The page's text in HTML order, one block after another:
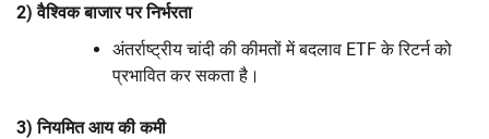
2) वैश्विक बाजार पर निर्भरता
अंतर्राष्ट्रीय चांदी की कीमतों में बदलाव ETF के रिटर्न को
प्रभावित कर सकता है।
3) नियमित आय की कमी